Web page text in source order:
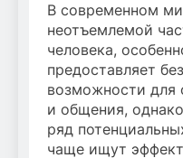
В современном
неотъемлемой
человека,
предоставляет
возможности для
и общения,
ряд
чаще ищут